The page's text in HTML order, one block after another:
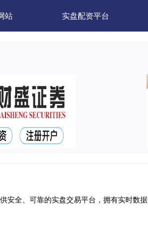
站 实盘配资平台
安全、可靠的实盘交易平台，拥有实时数据